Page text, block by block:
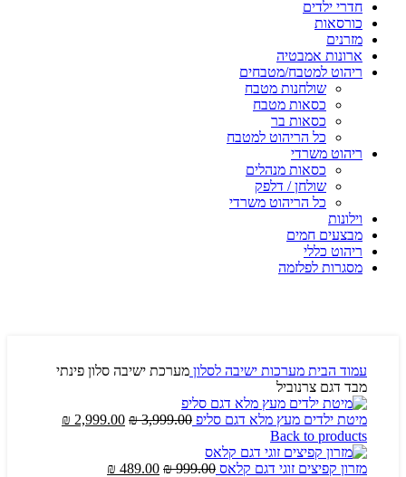
חדרי ילדים
כורסאות
מזרנים
ארונות אמבטיה
ריהוט למטבח/מטבחים
שולחנות מטבח
כסאות מטבח
כסאות בר
כל הריהוט למטבח
ריהוט משרדי
כסאות מנהלים
שולחן / דלפק
כל הריהוט משרדי
וילונות
מבצעים חמים
ריהוט כללי
מסגרות לפלזמה
עמוד הבית מערכות ישיבה לסלון מערכת ישיבה סלון פינתי
מבד דגם צרנוביל
מיטת ילדים מעץ מלא דגם סליפ 3,999.00
₪
2,999.00
₪
Back to products
מזרון קפיצים זוגי דגם קלאס 999.00
₪
489.00
₪